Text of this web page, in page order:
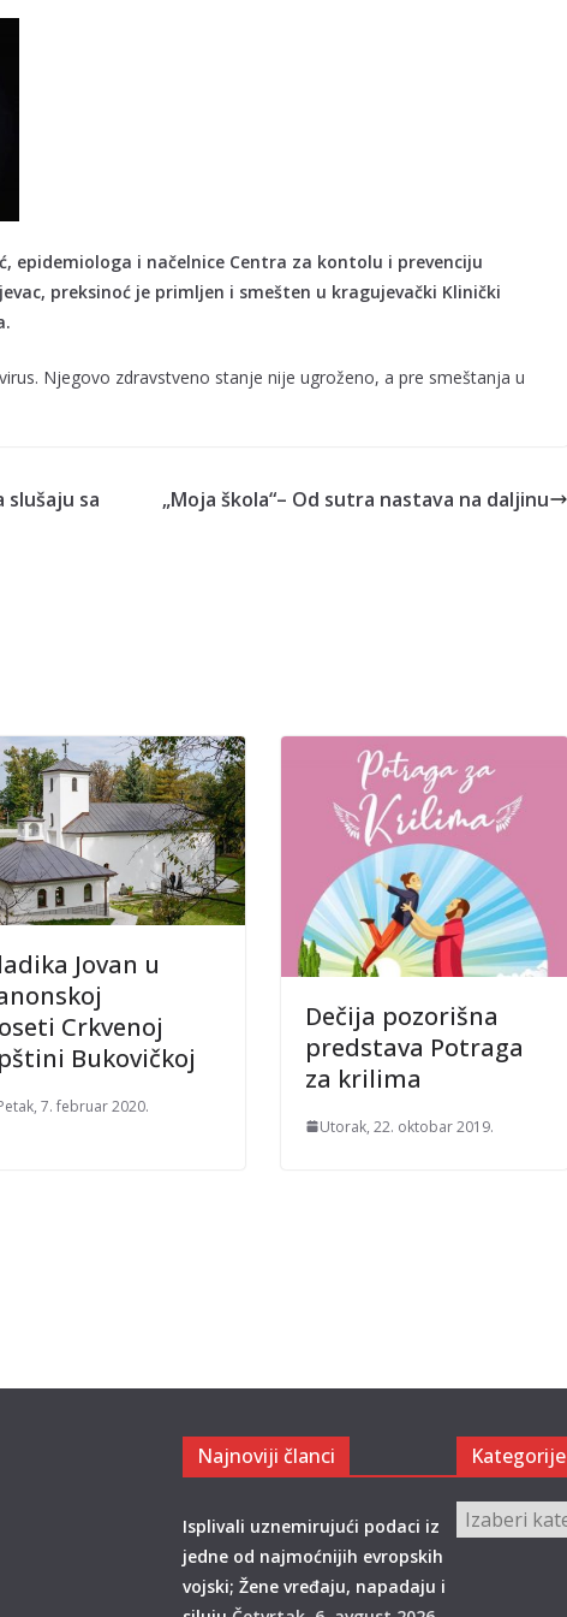
epidemiologa i načelnice Centra za kontolu i prevenciju
preksinoć je primljen i smešten u kragujevački Klinički
Njegovo zdravstveno stanje nije ugroženo, a pre smeštanja u
sa
„Moja škola“– Od sutra nastava na daljinu
Jovan u
Crkvenoj
Bukovičkoj
7. februar 2020.
Dečija pozorišna
predstava Potraga
za krilima
Utorak, 22. oktobar 2019.
Najnoviji članci
Isplivali uznemirujući podaci iz
jedne od najmoćnijih evropskih
vojski; Žene vređaju, napadaju i
Kategorije
Kategorije